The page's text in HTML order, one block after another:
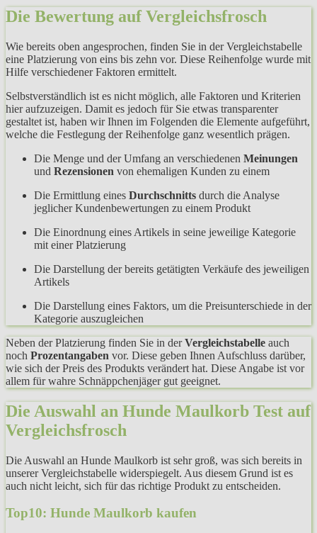
Die Bewertung auf Vergleichsfrosch
Wie bereits oben angesprochen, finden Sie in der Vergleichstabelle
eine Platzierung von eins bis zehn vor. Diese Reihenfolge wurde mit
Hilfe verschiedener Faktoren ermittelt.
Selbstverständlich ist es nicht möglich, alle Faktoren und Kriterien
hier aufzuzeigen. Damit es jedoch für Sie etwas transparenter
gestaltet ist, haben wir Ihnen im Folgenden die Elemente aufgeführt,
welche die Festlegung der Reihenfolge ganz wesentlich prägen.
Die Menge und der Umfang an verschiedenen Meinungen
und Rezensionen von ehemaligen Kunden zu einem
Die Ermittlung eines Durchschnitts durch die Analyse
jeglicher Kundenbewertungen zu einem Produkt
Die Einordnung eines Artikels in seine jeweilige Kategorie
mit einer Platzierung
Die Darstellung der bereits getätigten Verkäufe des jeweiligen
Artikels
Die Darstellung eines Faktors, um die Preisunterschiede in der
Kategorie auszugleichen
Neben der Platzierung finden Sie in derVergleichstabelle auch
noch Prozentangaben vor. Diese geben Ihnen Aufschluss darüber,
wie sich der Preis des Produkts verändert hat. Diese Angabe ist vor
allem für wahre Schnäppchenjäger gut geeignet.
Die Auswahl an Hunde Maulkorb Test auf
Vergleichsfrosch
Die Auswahl an Hunde Maulkorb ist sehr groß, was sich bereits in
unserer Vergleichstabelle widerspiegelt. Aus diesem Grund ist es
auch nicht leicht, sich für das richtige Produkt zu entscheiden.
Top10: Hunde Maulkorb kaufen